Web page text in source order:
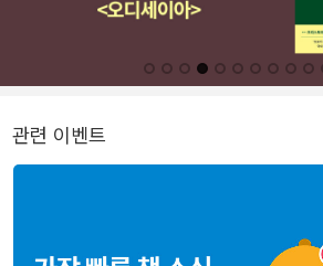
관련 이벤트